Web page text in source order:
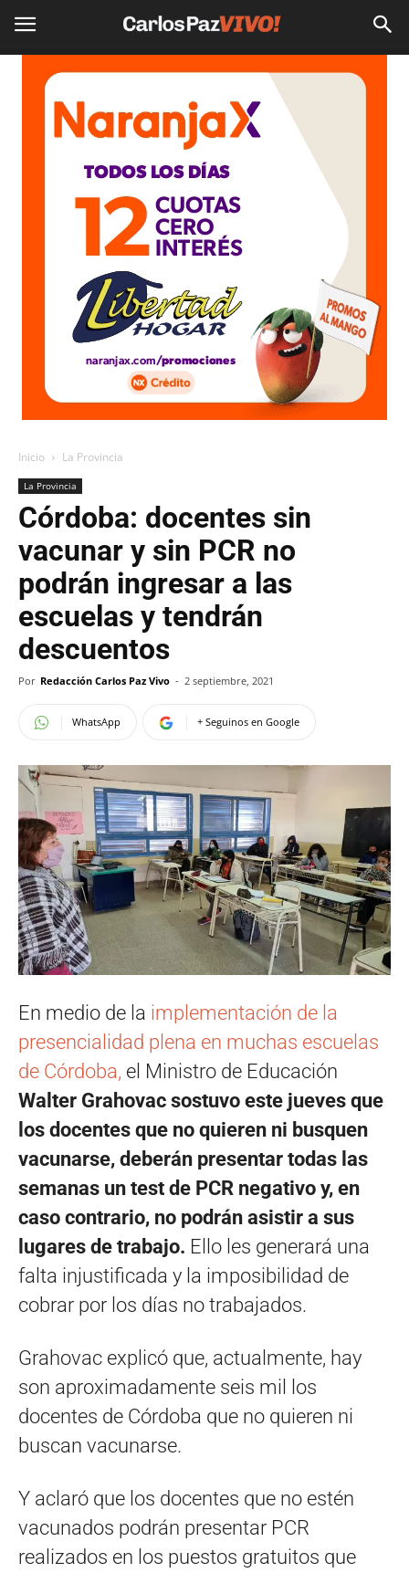
Inicio La Provincia
La Provincia
Córdoba: docentes sin
vacunar y sin PCR no
podrán ingresar a las
escuelas y tendrán
descuentos
Por Redacción Carlos Paz Vivo - 2 septiembre, 2021
WhatsApp + Seguinos en Google
En medio de la implementación de la
presencialidad plena en muchas escuelas
de Córdoba, el Ministro de Educación
Walter Grahovac sostuvo este jueves que
los docentes que no quieren ni busquen
vacunarse, deberán presentar todas las
semanas un test de PCR negativo y, en
caso contrario, no podrán asistir a sus
lugares de trabajo. Ello les generará una
falta injustificada y la imposibilidad de
cobrar por los días no trabajados.
Grahovac explicó que, actualmente, hay
son aproximadamente seis mil los
docentes de Córdoba que no quieren ni
buscan vacunarse.
Y aclaró que los docentes que no estén
vacunados podrán presentar PCR
realizados en los puestos gratuitos que